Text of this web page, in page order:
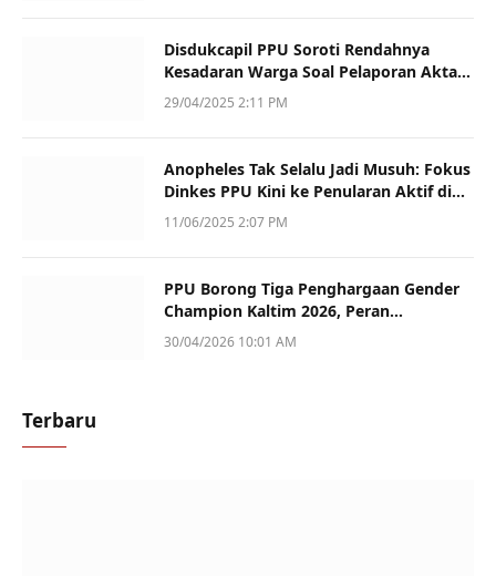
Disdukcapil PPU Soroti Rendahnya
Kesadaran Warga Soal Pelaporan Akta
Kematian
29/04/2025 2:11 PM
Anopheles Tak Selalu Jadi Musuh: Fokus
Dinkes PPU Kini ke Penularan Aktif di
Sotek
11/06/2025 2:07 PM
PPU Borong Tiga Penghargaan Gender
Champion Kaltim 2026, Peran
Perempuan Jadi Sorotan
30/04/2026 10:01 AM
Terbaru